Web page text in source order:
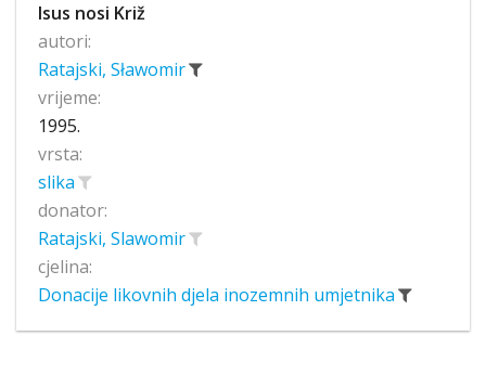
Isus nosi Križ
autori:
Ratajski, Sławomir
vrijeme:
1995.
vrsta:
slika
donator:
Ratajski, Slawomir
cjelina:
Donacije likovnih djela inozemnih umjetnika